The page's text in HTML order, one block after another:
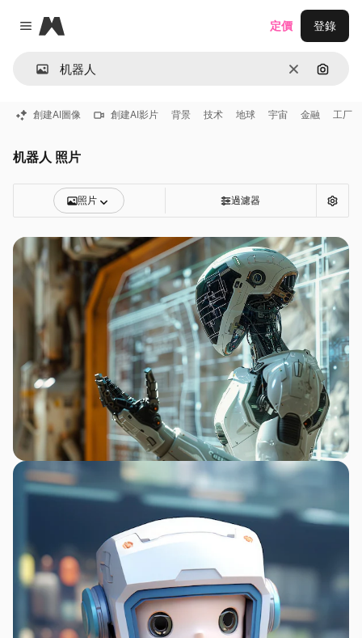
Close menu
Magnific
清除 通過圖
定價 登錄
創建AI圖像 創建AI影片 背景 技术 地球 宇宙 金融 工厂
机器人 照片
照片 過濾器